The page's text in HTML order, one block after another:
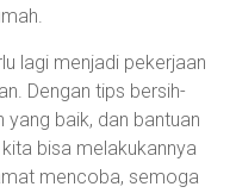
lagi menjadi pekerjaan
Dengan tips bersih-
baik, dan bantuan
bisa melakukannya
mencoba, semoga